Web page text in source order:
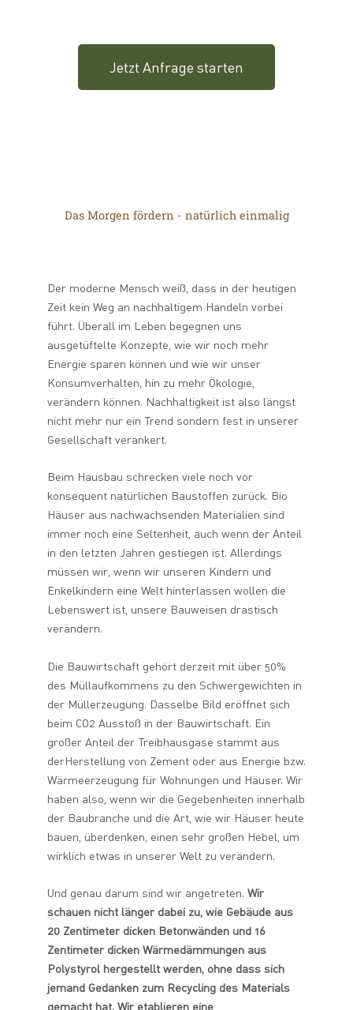
Jetzt Anfrage starten
Das Morgen fördern - natürlich einmalig
Der moderne Mensch weiß, dass in der heutigen
Zeit kein Weg an nachhaltigem Handeln vorbei
führt. Überall im Leben begegnen uns
ausgetüftelte Konzepte, wie wir noch mehr
Energie sparen können und wie wir unser
Konsumverhalten, hin zu mehr Ökologie,
verändern können. Nachhaltigkeit ist also längst
nicht mehr nur ein Trend sondern fest in unserer
Gesellschaft verankert.
Beim Hausbau schrecken viele noch vor
konsequent natürlichen Baustoffen zurück. Bio
Häuser aus nachwachsenden Materialien sind
immer noch eine Seltenheit, auch wenn der Anteil
in den letzten Jahren gestiegen ist. Allerdings
müssen wir, wenn wir unseren Kindern und
Enkelkindern eine Welt hinterlassen wollen die
Lebenswert ist, unsere Bauweisen drastisch
verändern.
Die Bauwirtschaft gehört derzeit mit über 50%
des Müllaufkommens zu den Schwergewichten in
der Müllerzeugung. Dasselbe Bild eröffnet sich
beim CO2 Ausstoß in der Bauwirtschaft. Ein
großer Anteil der Treibhausgase stammt aus
derHerstellung von Zement oder aus Energie bzw.
Wärmeerzeugung für Wohnungen und Häuser. Wir
haben also, wenn wir die Gegebenheiten innerhalb
der Baubranche und die Art, wie wir Häuser heute
bauen, überdenken, einen sehr großen Hebel, um
wirklich etwas in unserer Welt zu verändern.
Und genau darum sind wir angetreten. Wir
schauen nicht länger dabei zu, wie Gebäude aus
20 Zentimeter dicken Betonwänden und 16
Zentimeter dicken Wärmedämmungen aus
Polystyrol hergestellt werden, ohne dass sich
jemand Gedanken zum Recycling des Materials
gemacht hat. Wir etablieren eine